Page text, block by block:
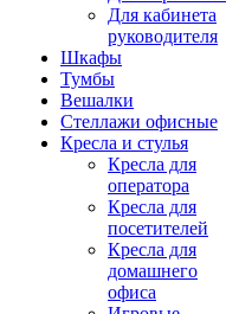
Для кабинета
руководителя
Шкафы
Тумбы
Вешалки
Стеллажи офисные
Кресла и стулья
Кресла для
оператора
Кресла для
посетителей
Кресла для
домашнего
офиса